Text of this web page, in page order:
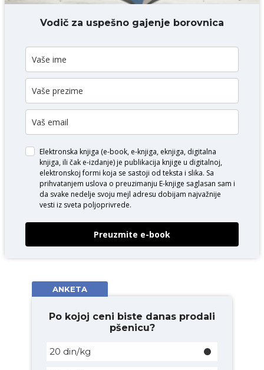
DODAJ KOMENTAR
Vodič za uspešno gajenje borovnica
Elektronska knjiga (e-book, e-knjiga, eknjiga, digitalna
knjiga, ili čak e-izdanje) je publikacija knjige u digitalnoj,
elektronskoj formi koja se sastoji od teksta i slika. Sa
prihvatanjem uslova o preuzimanju E-knjige saglasan sam i
da svake nedelje svoju mejl adresu dobijam najvažnije
vesti iz sveta poljoprivrede.
Preuzmite e-book
ANKETA
Po kojoj ceni biste danas prodali
pšenicu?
20 din/kg